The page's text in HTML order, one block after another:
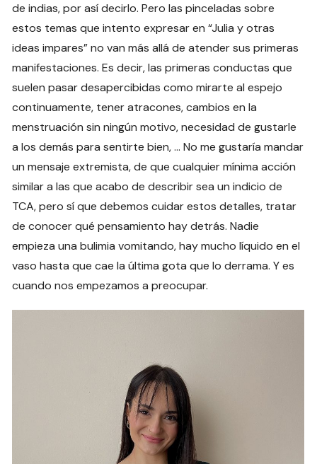
de indias, por así decirlo. Pero las pinceladas sobre
estos temas que intento expresar en “Julia y otras
ideas impares” no van más allá de atender sus primeras
manifestaciones. Es decir, las primeras conductas que
suelen pasar desapercibidas como mirarte al espejo
continuamente, tener atracones, cambios en la
menstruación sin ningún motivo, necesidad de gustarle
a los demás para sentirte bien, … No me gustaría mandar
un mensaje extremista, de que cualquier mínima acción
similar a las que acabo de describir sea un indicio de
TCA, pero sí que debemos cuidar estos detalles, tratar
de conocer qué pensamiento hay detrás. Nadie
empieza una bulimia vomitando, hay mucho líquido en el
vaso hasta que cae la última gota que lo derrama. Y es
cuando nos empezamos a preocupar.